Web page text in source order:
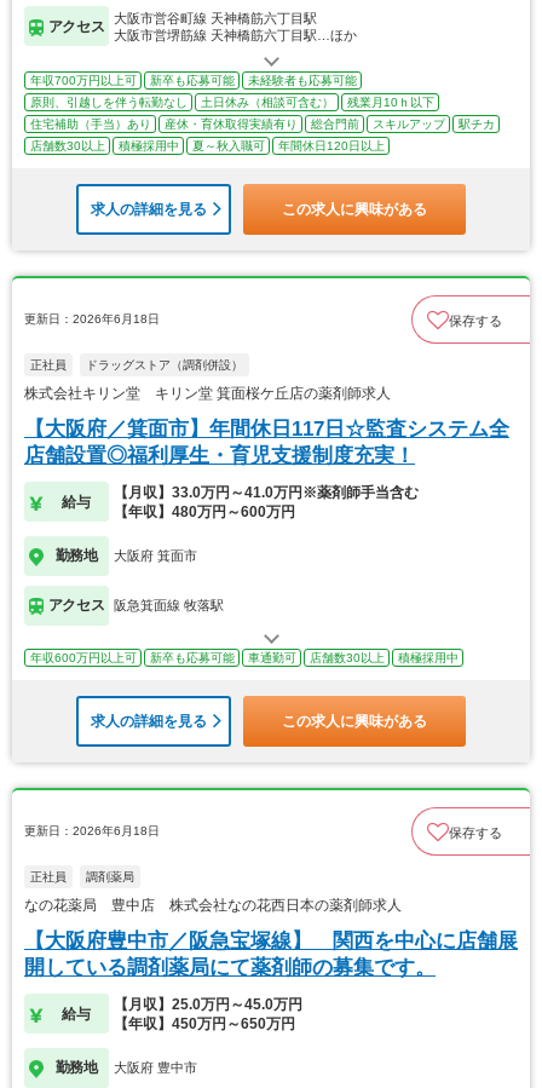
アクセス
大阪市営谷町線 天神橋筋六丁目駅
大阪市営堺筋線 天神橋筋六丁目駅…ほか
年収700万円以上可 新卒も応募可能
未経験者も応募可能
原則、引越しを伴う転勤なし
土日休み（相談可含む）
残業月10ｈ以下
住宅補助（手当）あり
産休・育休取得実績有り 総合門前 スキルアップ
駅チカ
店舗数30以上
積極採用中 夏～秋入職可 年間休日120日以上
求人の詳細を見る この求人に興味がある
更新日：2026年6月18日 保存する
正社員 ドラッグストア（調剤併設）
株式会社キリン堂 キリン堂 箕面桜ケ丘店の薬剤師求人
【大阪府／箕面市】年間休日117日☆監査システム全
店舗設置◎福利厚生・育児支援制度充実！
給与
【月収】33.0万円～41.0万円※薬剤師手当含む
【年収】480万円～600万円
勤務地 大阪府 箕面市
アクセス 阪急箕面線 牧落駅
年収600万円以上可 新卒も応募可能 車通勤可 店舗数30以上 積極採用中
求人の詳細を見る この求人に興味がある
更新日：2026年6月18日 保存する
正社員 調剤薬局
なの花薬局 豊中店 株式会社なの花西日本の薬剤師求人
【大阪府豊中市／阪急宝塚線】 関西を中心に店舗展
開している調剤薬局にて薬剤師の募集です。
給与
【月収】25.0万円～45.0万円
【年収】450万円～650万円
勤務地 大阪府 豊中市